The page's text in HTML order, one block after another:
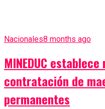
Nacionales8 months ago
MINEDUC
contratación de
permanentes